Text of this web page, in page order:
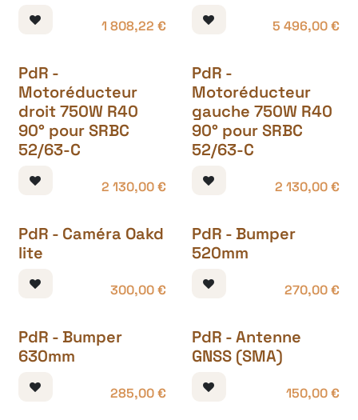
1 808,22 € 5 496,00€
PdR -
Motoréducteur
droit 750W R40
90° pour SRBC
52/63-C
2 130,00€
PdR -
Motoréducteur
gauche 750W R40
90° pour SRBC
52/63-C
2 130,00€
PdR - Caméra Oakd
lite
300,00€
PdR - Bumper
520mm
270,00€
PdR - Bumper
630mm
285,00€
PdR - Antenne
GNSS (SMA)
150,00€